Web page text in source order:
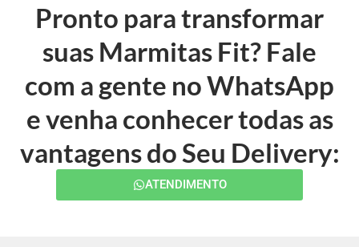
Pronto para transformar
suas Marmitas Fit? Fale
com a gente no WhatsApp
e venha conhecer todas as
vantagens do Seu Delivery:
ATENDIMENTO